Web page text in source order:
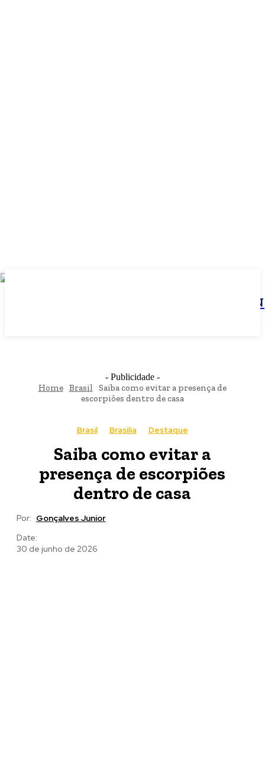
JBN
- Publicidade -
Home Brasil
Saiba como evitar a presença de
escorpiões dentro de casa
Brasil Brasília Destaque
Saiba como evitar a
presença de escorpiões
dentro de casa
Por: Gonçalves Junior
Date:
30 de junho de 2026